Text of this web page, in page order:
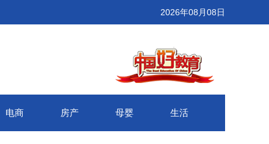
2026年08月08日
电商 房产 母婴 生活